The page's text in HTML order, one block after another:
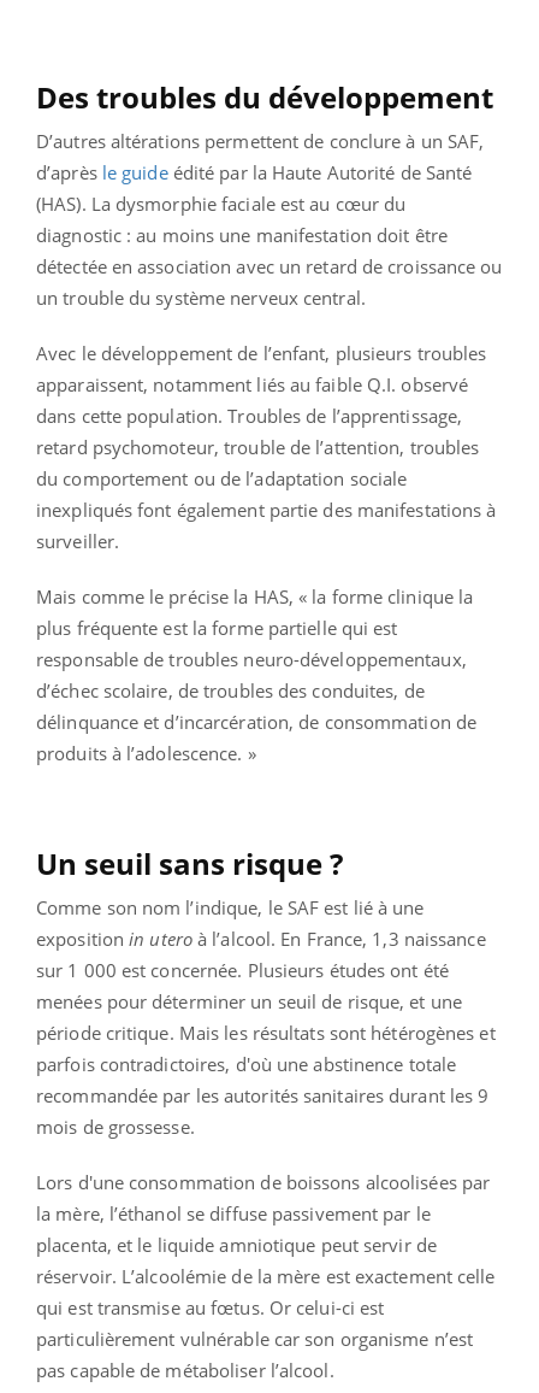
Des troubles du développement
D’autres altérations permettent de conclure à un SAF,
d’après le guideédité par la Haute Autorité de Santé
(HAS). La dysmorphie faciale est au cœur du
diagnostic : au moins une manifestation doit être
détectée en association avec un retard de croissance ou
un trouble du système nerveux central.
Avec le développement de l’enfant, plusieurs troubles
apparaissent, notamment liés au faible Q.I. observé
dans cette population. Troubles de l’apprentissage,
retard psychomoteur, trouble de l’attention, troubles
du comportement ou de l’adaptation sociale
inexpliqués font également partie des manifestations à
surveiller.
Mais comme le précise la HAS, « la forme clinique la
plus fréquente est la forme partielle qui est
responsable de troubles neuro-développementaux,
d’échec scolaire, de troubles des conduites, de
délinquance et d’incarcération, de consommation de
produits à l’adolescence. »
Un seuil sans risque ?
Comme son nom l’indique, le SAF est lié à une
expositionin uteroà l’alcool. En France, 1,3 naissance
sur 1 000 est concernée. Plusieurs études ont été
menées pour déterminer un seuil de risque, et une
période critique. Mais les résultats sont hétérogènes et
parfois contradictoires, d'où une abstinence totale
recommandée par les autorités sanitaires durant les 9
mois de grossesse.
Lors d'une consommation de boissons alcoolisées par
la mère, l’éthanol se diffuse passivement par le
placenta, et le liquide amniotique peut servir de
réservoir. L’alcoolémie de la mère est exactement celle
qui est transmise au fœtus. Or celui-ci est
particulièrement vulnérable car son organisme n’est
pas capable de métaboliser l’alcool.